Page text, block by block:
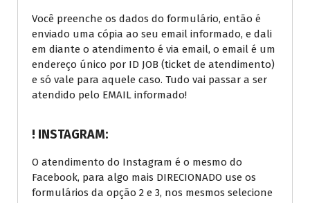
Você preenche os dados do formulário, então é
enviado uma cópia ao seu email informado, e dali
em diante o atendimento é via email, o email é um
endereço único por ID JOB (ticket de atendimento)
e só vale para aquele caso. Tudo vai passar a ser
atendido pelo EMAIL informado!
! INSTAGRAM:
O atendimento do Instagram é o mesmo do
Facebook, para algo mais DIRECIONADO use os
formulários da opção 2 e 3, nos mesmos selecione